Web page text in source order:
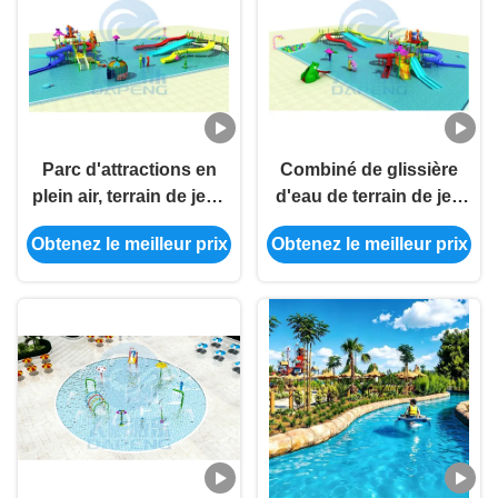
Parc d'attractions en
plein air, terrain de jeux
pour enfants, groupe de
toboggans en fibre de
Obtenez le meilleur prix
Combiné de glissière
d'eau de terrain de jeu
d'Aqua Park Hill Slide
Ground d'enfants
client
Obtenez le meilleur prix